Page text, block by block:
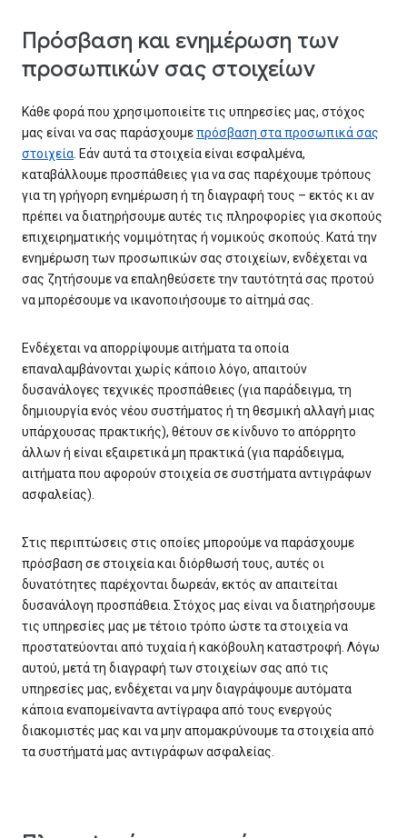
Πρόσβαση και ενημέρωση των
προσωπικών σας στοιχείων
Κάθε φορά που χρησιμοποιείτε τις υπηρεσίες μας, στόχος
μας είναι να σας παράσχουμεπρόσβαση στα προσωπικά σας
στοιχεία. Εάν αυτά τα στοιχεία είναι εσφαλμένα,
καταβάλλουμε προσπάθειες για να σας παρέχουμε τρόπους
για τη γρήγορη ενημέρωση ή τη διαγραφή τους – εκτός κι αν
πρέπει να διατηρήσουμε αυτές τις πληροφορίες για σκοπούς
επιχειρηματικής νομιμότητας ή νομικούς σκοπούς. Κατά την
ενημέρωση των προσωπικών σας στοιχείων, ενδέχεται να
σας ζητήσουμε να επαληθεύσετε την ταυτότητά σας προτού
να μπορέσουμε να ικανοποιήσουμε το αίτημά σας.
Ενδέχεται να απορρίψουμε αιτήματα τα οποία
επαναλαμβάνονται χωρίς κάποιο λόγο, απαιτούν
δυσανάλογες τεχνικές προσπάθειες (για παράδειγμα, τη
δημιουργία ενός νέου συστήματος ή τη θεσμική αλλαγή μιας
υπάρχουσας πρακτικής), θέτουν σε κίνδυνο το απόρρητο
άλλων ή είναι εξαιρετικά μη πρακτικά (για παράδειγμα,
αιτήματα που αφορούν στοιχεία σε συστήματα αντιγράφων
ασφαλείας).
Στις περιπτώσεις στις οποίες μπορούμε να παράσχουμε
πρόσβαση σε στοιχεία και διόρθωσή τους, αυτές οι
δυνατότητες παρέχονται δωρεάν, εκτός αν απαιτείται
δυσανάλογη προσπάθεια. Στόχος μας είναι να διατηρήσουμε
τις υπηρεσίες μας με τέτοιο τρόπο ώστε τα στοιχεία να
προστατεύονται από τυχαία ή κακόβουλη καταστροφή. Λόγω
αυτού, μετά τη διαγραφή των στοιχείων σας από τις
υπηρεσίες μας, ενδέχεται να μην διαγράψουμε αυτόματα
κάποια εναπομείναντα αντίγραφα από τους ενεργούς
διακομιστές μας και να μην απομακρύνουμε τα στοιχεία από
τα συστήματά μας αντιγράφων ασφαλείας.